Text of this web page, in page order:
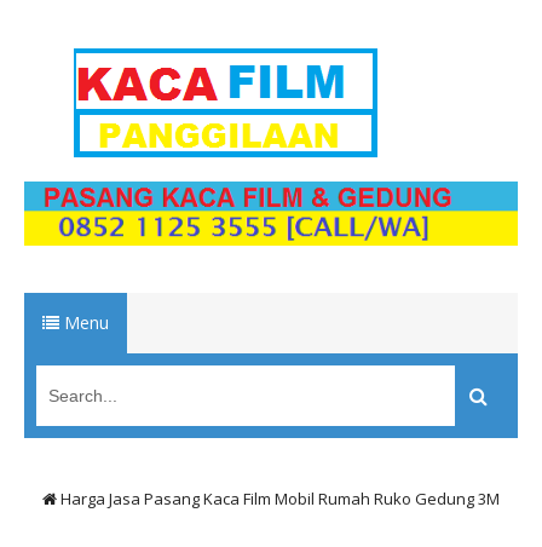
Menu
Harga Jasa Pasang Kaca Film Mobil Rumah Ruko Gedung 3M